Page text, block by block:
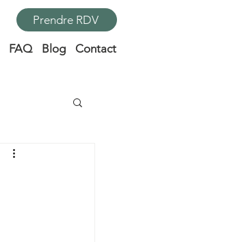
Prendre RDV
FAQ Blog Contact